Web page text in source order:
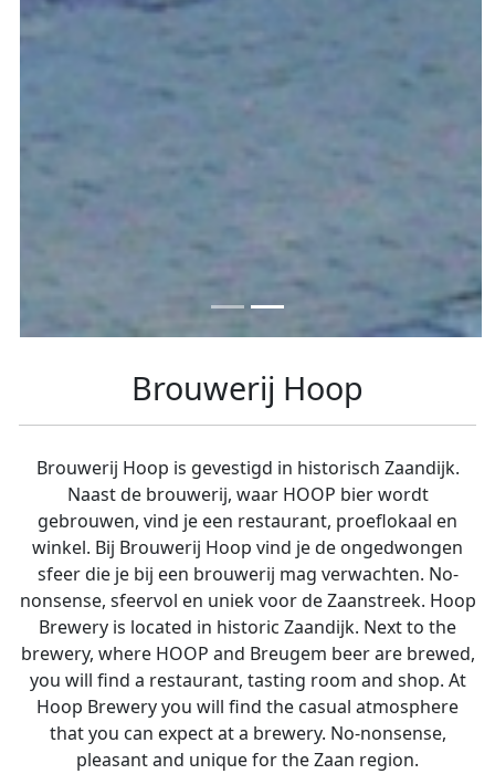
Brouwerij Hoop
Brouwerij Hoop is gevestigd in historisch Zaandijk.
Naast de brouwerij, waar HOOP bier wordt
gebrouwen, vind je een restaurant, proeflokaal en
winkel. Bij Brouwerij Hoop vind je de ongedwongen
sfeer die je bij een brouwerij mag verwachten. No-
nonsense, sfeervol en uniek voor de Zaanstreek. Hoop
Brewery is located in historic Zaandijk. Next to the
brewery, where HOOP and Breugem beer are brewed,
you will find a restaurant, tasting room and shop. At
Hoop Brewery you will find the casual atmosphere
that you can expect at a brewery. No-nonsense,
pleasant and unique for the Zaan region.